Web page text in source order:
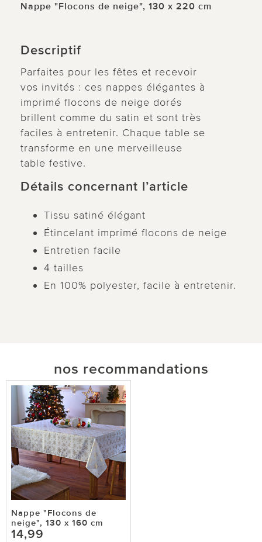
Nappe "Flocons de neige", 130 x 220 cm
Descriptif
Parfaites pour les fêtes et recevoir
vos invités : ces nappes élégantes à
imprimé flocons de neige dorés
brillent comme du satin et sont très
faciles à entretenir. Chaque table se
transforme en une merveilleuse
table festive.
Détails concernant l’article
Tissu satiné élégant
Étincelant imprimé flocons de neige
Entretien facile
4 tailles
En 100% polyester, facile à entretenir.
nos recommandations
Nappe "Flocons de
neige", 130 x 160 cm
14,99